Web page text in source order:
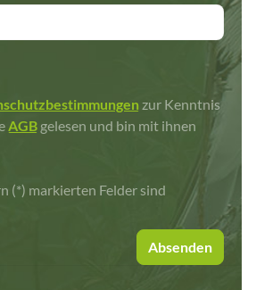
zur Kenntnis
AGB gelesen und bin mit ihnen
(*) markierten Felder sind
Absenden